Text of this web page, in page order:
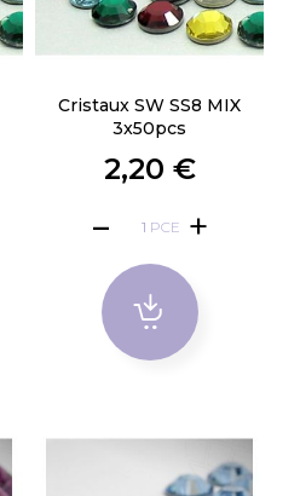
Cristaux SW SS8 MIX
3x50pcs
2,20 €
PCE